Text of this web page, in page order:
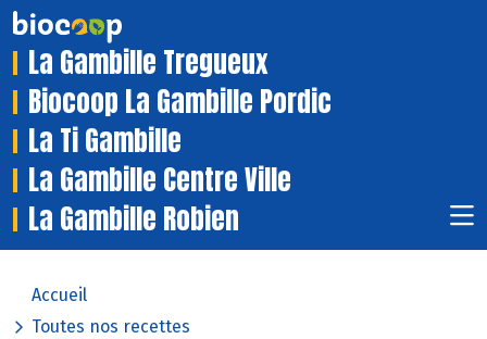
La Gambille Tregueux
Biocoop La Gambille Pordic
La Ti Gambille
La Gambille Centre Ville
La Gambille Robien
Accueil
Toutes nos recettes